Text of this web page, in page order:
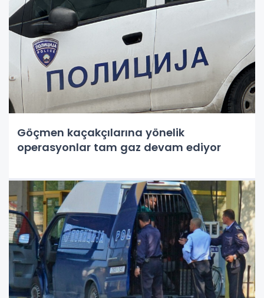
Göçmen kaçakçılarına yönelik
operasyonlar tam gaz devam ediyor